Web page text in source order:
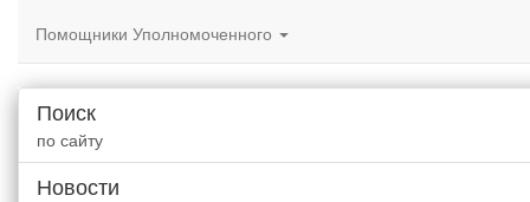
Помощники Уполномоченного
Поиск
по сайту
Новости